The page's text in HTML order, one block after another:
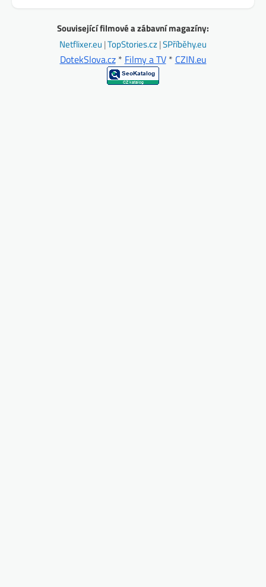
Související filmové a zábavní magazíny:
Netflixer.eu |TopStories.cz|SPříběhy.eu
DotekSlova.cz* Filmy a TV* CZIN.eu